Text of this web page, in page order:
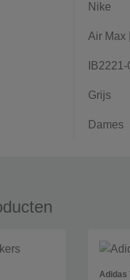
Nike
Air Max
IB2221-
Grijs
Dames
Adidas